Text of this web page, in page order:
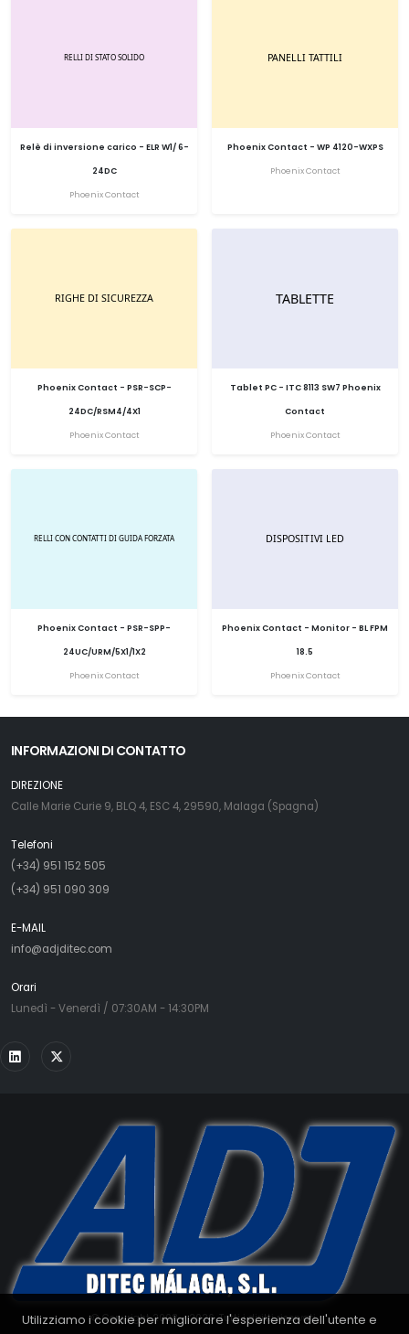
Utilizziamo i cookie per migliorare l'esperienza dell'utente e
Relè di inversione carico - ELR W1/ 6-
24DC
Phoenix Contact
Phoenix Contact - WP 4120-WXPS
Phoenix Contact
Phoenix Contact - PSR-SCP-
24DC/RSM4/4X1
Phoenix Contact
Tablet PC - ITC 8113 SW7 Phoenix
Contact
Phoenix Contact
Phoenix Contact - PSR-SPP-
24UC/URM/5X1/1X2
Phoenix Contact
Phoenix Contact - Monitor - BL FPM
18.5
Phoenix Contact
INFORMAZIONI DI CONTATTO
DIREZIONE
Calle Marie Curie 9, BLQ 4, ESC 4, 29590, Malaga (Spagna)
Telefoni
(+34) 951 152 505
(+34) 951 090 309
E-MAIL
info@adjditec.com
Orari
Lunedì - Venerdì / 07:30AM - 14:30PM
© Copyright 2008 - 2026. Tutti i diritti riservati.